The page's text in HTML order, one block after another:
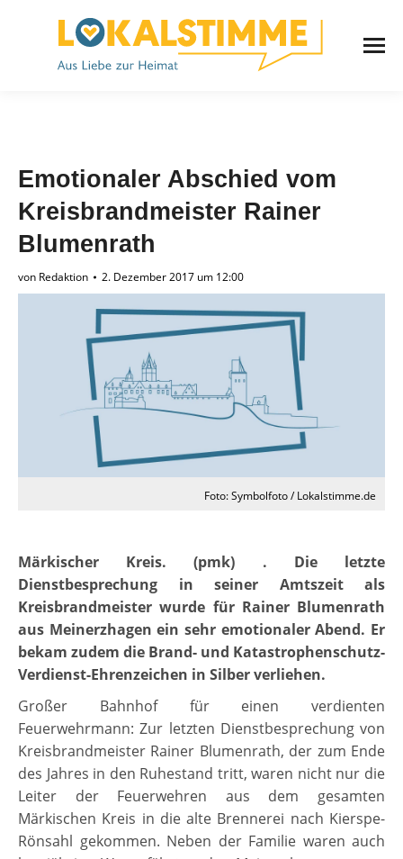
Emotionaler Abschied vom
Kreisbrandmeister Rainer
Blumenrath
von Redaktion 2. Dezember 2017 um 12:00
Foto: Symbolfoto / Lokalstimme.de
Märkischer Kreis. (pmk) . Die letzte
Dienstbesprechung in seiner Amtszeit als
Kreisbrandmeister wurde für Rainer Blumenrath
aus Meinerzhagen ein sehr emotionaler Abend. Er
bekam zudem die Brand- und Katastrophenschutz-
Verdienst-Ehrenzeichen in Silber verliehen.
Großer Bahnhof für einen verdienten
Feuerwehrmann: Zur letzten Dienstbesprechung von
Kreisbrandmeister Rainer Blumenrath, der zum Ende
des Jahres in den Ruhestand tritt, waren nicht nur die
Leiter der Feuerwehren aus dem gesamten
Märkischen Kreis in die alte Brennerei nach Kierspe-
Rönsahl gekommen. Neben der Familie waren auch